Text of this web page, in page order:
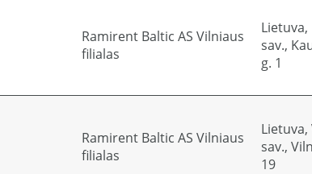
Ramirent Baltic AS Vilniaus
filialas
sav.,
g. 1
Ramirent Baltic AS Vilniaus
filialas
sav.,
19